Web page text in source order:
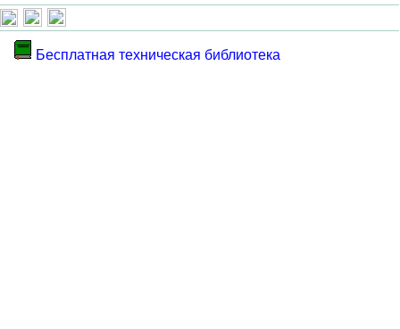
Бесплатная техническая библиотека